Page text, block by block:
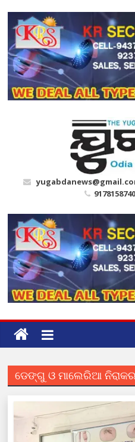
content
ଡେଙ୍ଗୁ ଓ ମାଲେରିଆ